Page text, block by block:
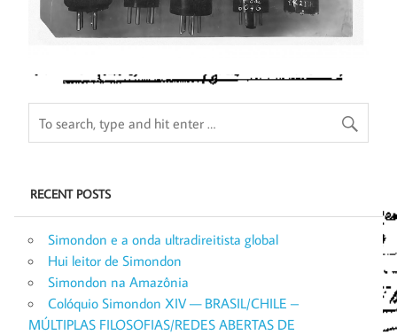
RECENT POSTS
Simondon e a onda ultradireitista global
Hui leitor de Simondon
Simondon na Amazônia
Colóquio Simondon XIV — BRASIL/CHILE –
MÚLTIPLAS FILOSOFIAS/REDES ABERTAS DE